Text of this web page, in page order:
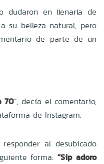
dudaron en llenarla de
su belleza natural, pero
de parte de un
70“, decía el comentario,
de Instagram.
al desubicado
forma: “Sip adoro